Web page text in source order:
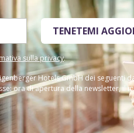
TENETEMI
sulla privacy.
Hotels GmbH dei
ora di apertura della newsletter, il